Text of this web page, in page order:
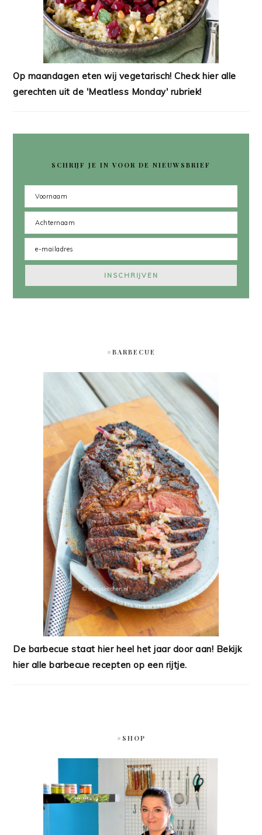
Op maandagen eten wij vegetarisch! Check hier alle
gerechten uit de 'Meatless Monday' rubriek!
SCHRIJF JE IN VOOR DE NIEUWSBRIEF
#BARBECUE
De barbecue staat hier heel het jaar door aan! Bekijk
hier alle barbecue recepten op een rijtje.
#SHOP